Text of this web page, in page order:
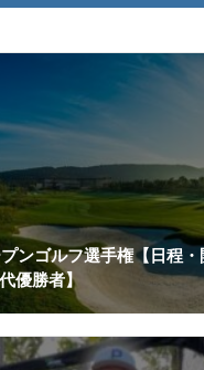
ンゴルフ選手権【日程・
優勝者】